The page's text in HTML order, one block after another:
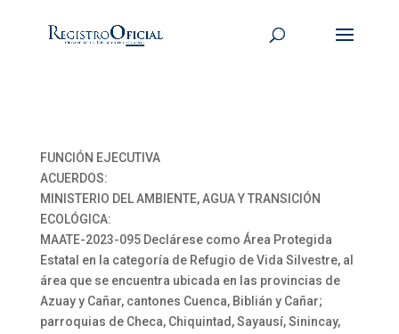
FUNCIÓN EJECUTIVA
ACUERDOS:
MINISTERIO DEL AMBIENTE, AGUA Y TRANSICIÓN
ECOLÓGICA:
MAATE-2023-095 Declárese como Área Protegida
Estatal en la categoría de Refugio de Vida Silvestre, al
área que se encuentra ubicada en las provincias de
Azuay y Cañar, cantones Cuenca, Biblián y Cañar;
parroquias de Checa, Chiquintad, Sayausí, Sinincay,